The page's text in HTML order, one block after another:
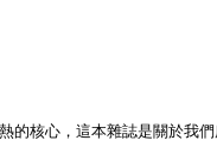
的核心，這本雜誌是關於